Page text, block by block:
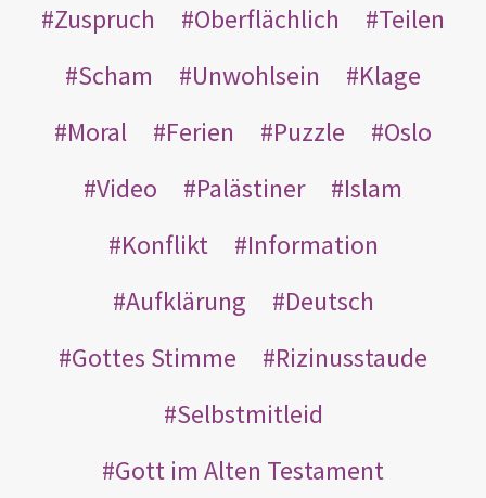
Zuspruch
Oberflächlich
Teilen
Scham
Unwohlsein
Klage
Moral
Ferien Puzzle
Oslo
Video
Palästiner
Islam
Konflikt
Information
Aufklärung
Deutsch
Gottes Stimme
Rizinusstaude
Selbstmitleid
Gott im Alten Testament